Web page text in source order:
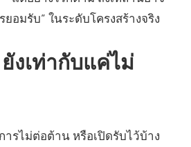
อมรับ” ในระดับโครงสร้างจริง
งเท่ากับแค่ไม่
รไม่ต่อต้าน หรือเปิดรับไว้บ้าง